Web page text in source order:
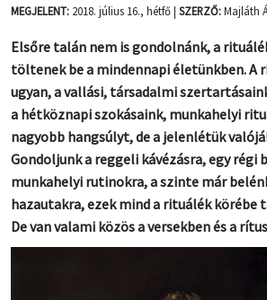
MEGJELENT: 2018. július 16., hétfő | SZERZŐ:Majláth
Elsőre talán nem is gondolnánk, a
töltenek be a mindennapi életünkben. A
ugyan, a vallási, társadalmi
a hétköznapi szokásaink, munkahelyi
nagyobb hangsúlyt, de a jelenlétük
Gondoljunk a reggeli kávézásra, egy régi
munkahelyi rutinokra, a szinte már
hazautakra, ezek mind a rituálék körébe
De van valami közös a versekben és a